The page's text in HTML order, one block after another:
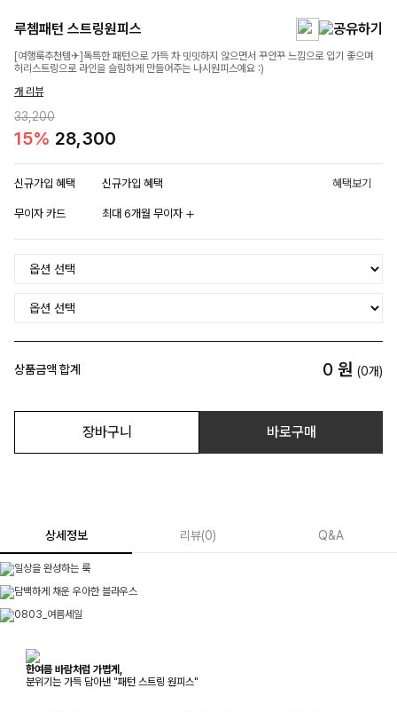
루쳄패턴 스트링원피스
[여행룩추천템✈]독특한 패턴으로 가득 차 밋밋하지 않으면서 꾸안꾸 느낌으로 입기 좋으며
허리스트링으로 라인을 슬림하게 만들어주는 나시원피스예요 :)
개 리뷰
33,200
15% 28,300
신규가입 혜택 신규가입 혜택 혜택보기
무이자 카드 최대 6개월 무이자
상품금액 합계 0 원 (0개)
장바구니 바로구매
상세정보 리뷰(0) Q&A
한여름 바람처럼 가볍게,
분위기는 가득 담아낸 "패턴 스트링 원피스"